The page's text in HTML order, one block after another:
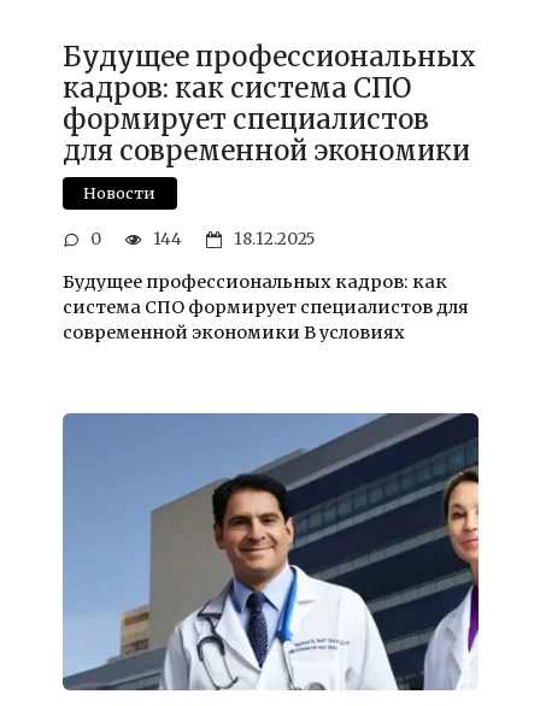
Будущее профессиональных
кадров: как система СПО
формирует специалистов
для современной экономики
Новости
0 144 18.12.2025
Будущее профессиональных кадров: как
система СПО формирует специалистов для
современной экономики В условиях